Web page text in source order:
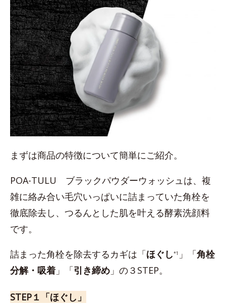
まずは商品の特徴について簡単にご紹介。
POA-TULU ブラックパウダーウォッシュは、複
雑に絡み合い毛穴いっぱいに詰まっていた角栓を
徹底除去し、つるんとした肌を叶える酵素洗顔料
です。
詰まった角栓を除去するカギは「ほぐし*1 」「角栓
分解・吸着 」「引き締め 」の３STEP。
STEP１「ほぐし」